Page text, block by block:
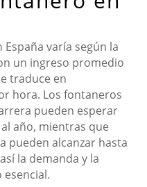
varía según la
un ingreso promedio
traduce en
hora. Los fontaneros
pueden esperar
año, mientras que
pueden alcanzar hasta
la demanda y la
esencial.